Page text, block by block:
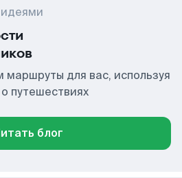
для вас, используя
путешествиях
блог